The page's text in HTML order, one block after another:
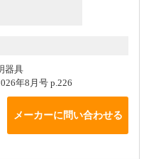
器具
年8月号 p.226
メーカーに問い合わせる